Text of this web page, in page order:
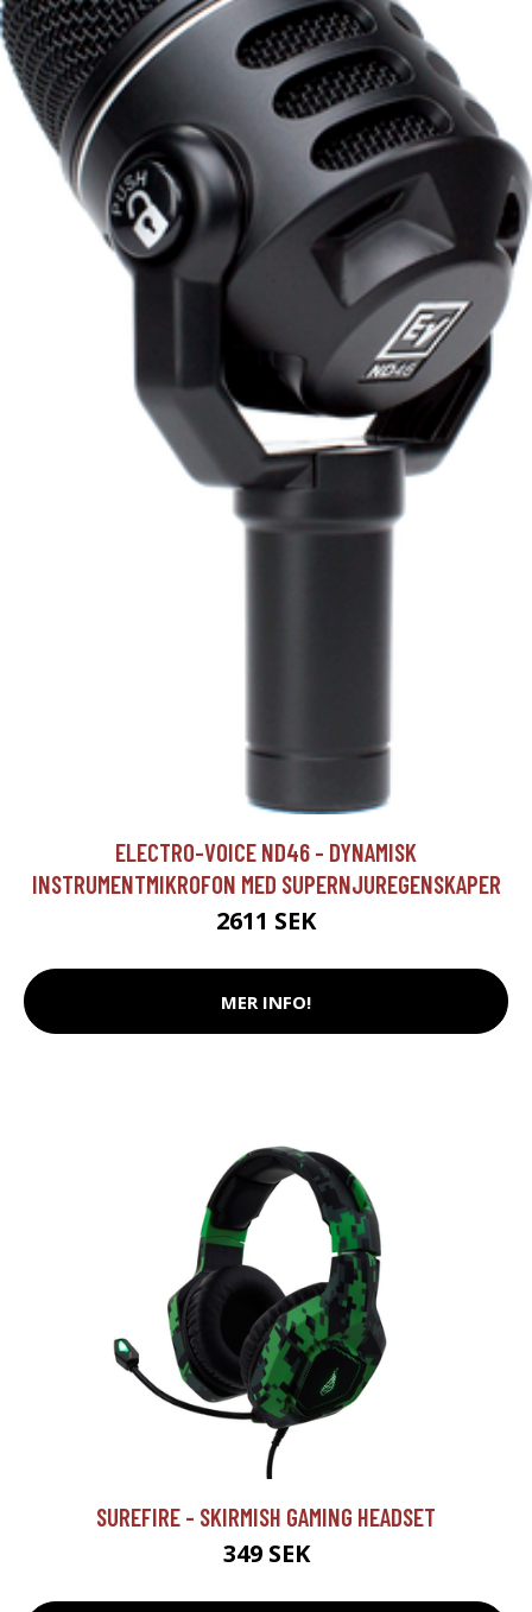
ELECTRO-VOICE ND46 - DYNAMISK
INSTRUMENTMIKROFON MED SUPERNJUREGENSKAPER
2611 SEK
MER INFO!
SUREFIRE - SKIRMISH GAMING HEADSET
349 SEK